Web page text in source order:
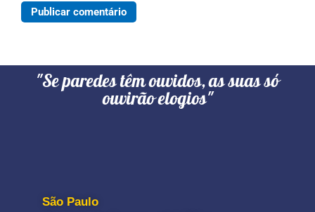
"Se paredes têm ouvidos, as suas só
ouvirão elogios"
São Paulo